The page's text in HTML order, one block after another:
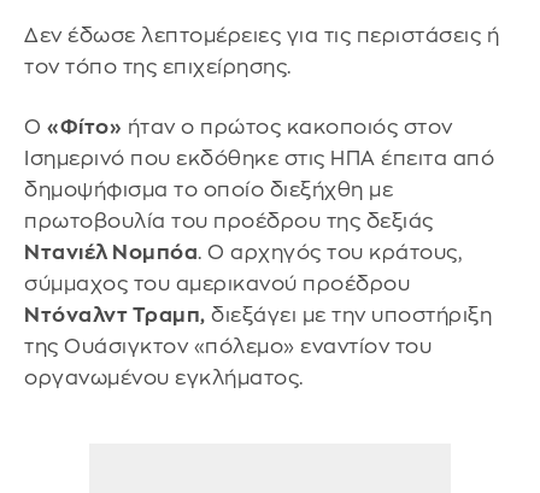
Δεν έδωσε λεπτομέρειες για τις περιστάσεις ή
τον τόπο της επιχείρησης.
Ο «Φίτο» ήταν ο πρώτος κακοποιός στον
Ισημερινό που εκδόθηκε στις ΗΠΑ έπειτα από
δημοψήφισμα το οποίο διεξήχθη με
πρωτοβουλία του προέδρου της δεξιάς
Ντανιέλ Νομπόα. Ο αρχηγός του κράτους,
σύμμαχος του αμερικανού προέδρου
Ντόναλντ Τραμπ, διεξάγει με την υποστήριξη
της Ουάσιγκτον «πόλεμο» εναντίον του
οργανωμένου εγκλήματος.